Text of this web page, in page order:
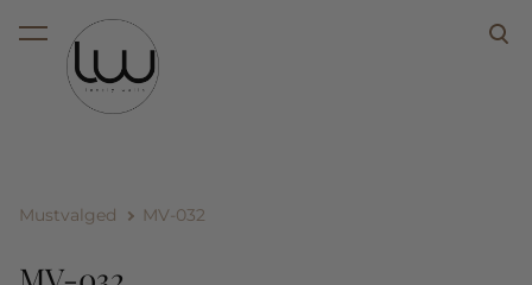
lisati ostukorvi.
Mustvalged MV-032